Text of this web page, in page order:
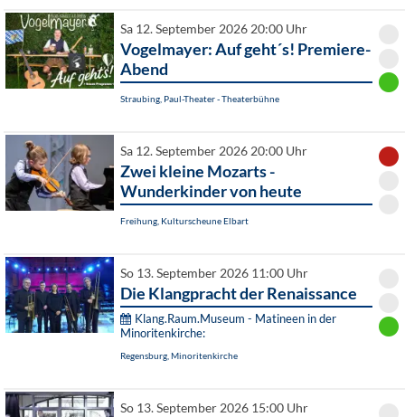
Sa 12. September 2026 20:00 Uhr
Vogelmayer: Auf geht´s! Premiere-
Abend
Straubing, Paul-Theater - Theaterbühne
Sa 12. September 2026 20:00 Uhr
Zwei kleine Mozarts -
Wunderkinder von heute
Freihung, Kulturscheune Elbart
So 13. September 2026 11:00 Uhr
Die Klangpracht der Renaissance
Klang.Raum.Museum - Matineen in der
Minoritenkirche:
Regensburg, Minoritenkirche
So 13. September 2026 15:00 Uhr